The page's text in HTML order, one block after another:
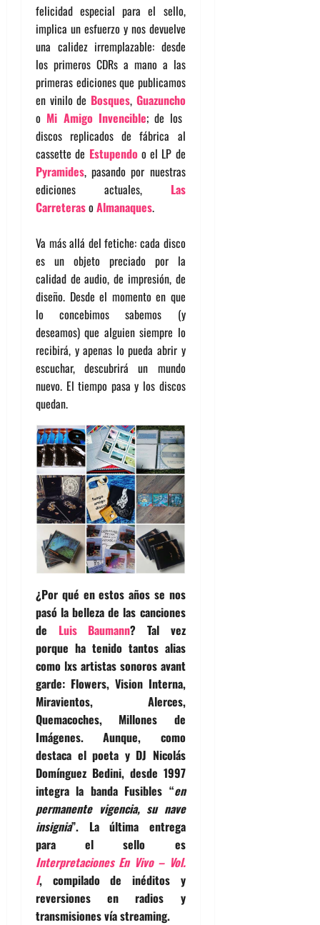
felicidad especial para el sello,
implica un esfuerzo y nos devuelve
una calidez irremplazable: desde
los primeros CDRs a mano a las
primeras ediciones que publicamos
en vinilo de Bosques, Guazuncho
o Mi Amigo Invencible; de los
discos replicados de fábrica al
cassette de Estupendo o el LP de
Pyramides, pasando por nuestras
ediciones actuales, Las
Carreteraso Almanaques.
Va más allá del fetiche: cada disco
es un objeto preciado por la
calidad de audio, de impresión, de
diseño. Desde el momento en que
lo concebimos sabemos (y
deseamos) que alguien siempre lo
recibirá, y apenas lo pueda abrir y
escuchar, descubrirá un mundo
nuevo. El tiempo pasa y los discos
quedan.
¿Por qué en estos años se nos
pasó la belleza de las canciones
de Luis Baumann? Tal vez
porque ha tenido tantos alias
como lxs artistas sonoros avant
garde: Flowers, Vision Interna,
Miravientos, Alerces,
Quemacoches, Millones de
Imágenes. Aunque, como
destaca el poeta y DJ Nicolás
Domínguez Bedini, desde 1997
integra la banda Fusibles “en
permanente vigencia, su nave
insignia”. La última entrega
para el sello es
Interpretaciones En Vivo – Vol.
I, compilado de inéditos y
reversiones en radios y
transmisiones vía streaming.